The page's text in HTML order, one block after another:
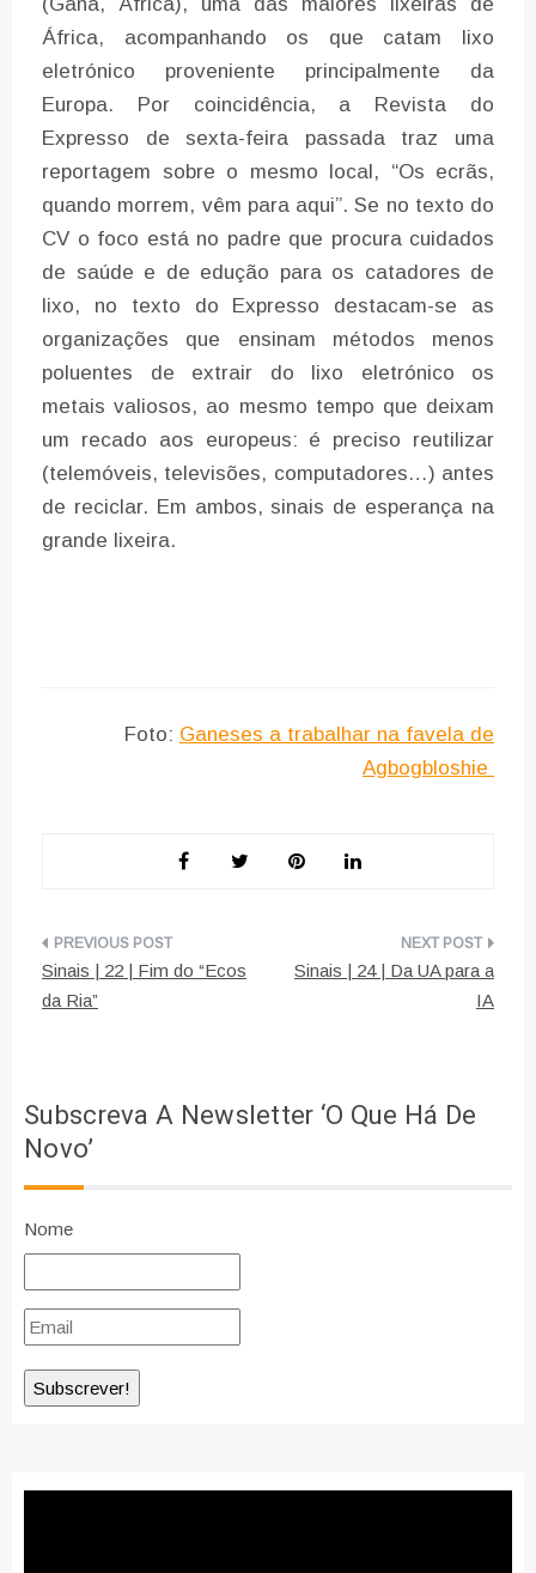
África, acompanhando os que catam lixo
eletrónico proveniente principalmente da
Europa. Por coincidência, a Revista do
Expresso de sexta-feira passada traz uma
reportagem sobre o mesmo local, “Os ecrãs,
quando morrem, vêm para aqui”. Se no texto do
CV o foco está no padre que procura cuidados
de saúde e de edução para os catadores de
lixo, no texto do Expresso destacam-se as
organizações que ensinam métodos menos
poluentes de extrair do lixo eletrónico os
metais valiosos, ao mesmo tempo que deixam
um recado aos europeus: é preciso reutilizar
(telemóveis, televisões, computadores…) antes
de reciclar. Em ambos, sinais de esperança na
grande lixeira.
Foto: Ganeses a trabalhar na favela de
Agbogbloshie
Navegação
de
Sinais | 22 | Fim do “Ecos
da Ria”
Sinais | 24 | Da UA para a
IA
Subscreva A Newsletter ‘O Que Há De
Novo’
Nome